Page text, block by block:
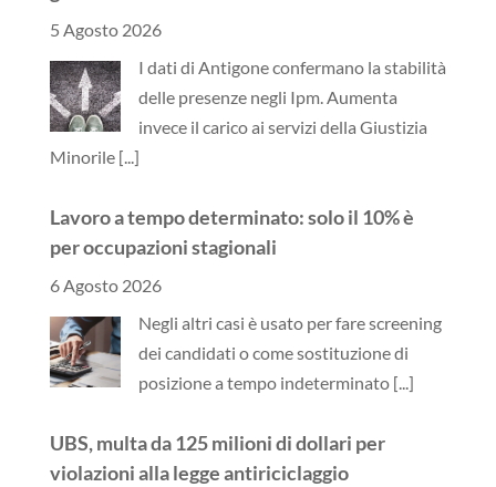
5 Agosto 2026
I dati di Antigone confermano la stabilità
delle presenze negli Ipm. Aumenta
invece il carico ai servizi della Giustizia
Minorile [...]
Lavoro a tempo determinato: solo il 10% è
per occupazioni stagionali
6 Agosto 2026
Negli altri casi è usato per fare screening
dei candidati o come sostituzione di
posizione a tempo indeterminato [...]
UBS, multa da 125 milioni di dollari per
violazioni alla legge antiriciclaggio